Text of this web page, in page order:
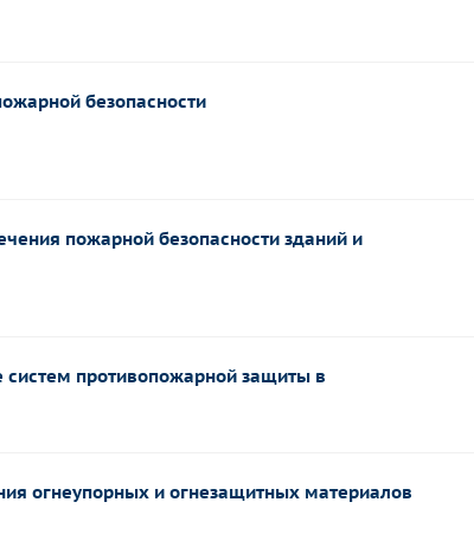
безопасности
пожарной безопасности зданий и
систем противопожарной защиты в
огнеупорных и огнезащитных материалов